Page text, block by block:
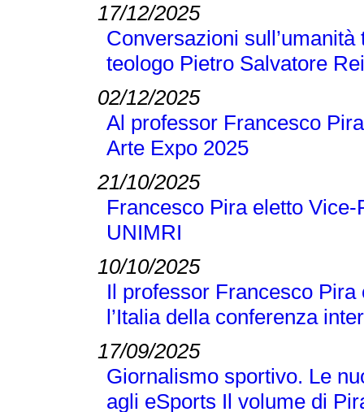
17/12/2025
Conversazioni
teologo Pietro Salvatore
02/12/2025
Al professor Francesco
Arte Expo 2025
21/10/2025
Francesco Pira eletto
UNIMRI
10/10/2025
Il professor Francesco
l’Italia della conferenza
17/09/2025
Giornalismo sportivo. Le
agli eSports Il volume di